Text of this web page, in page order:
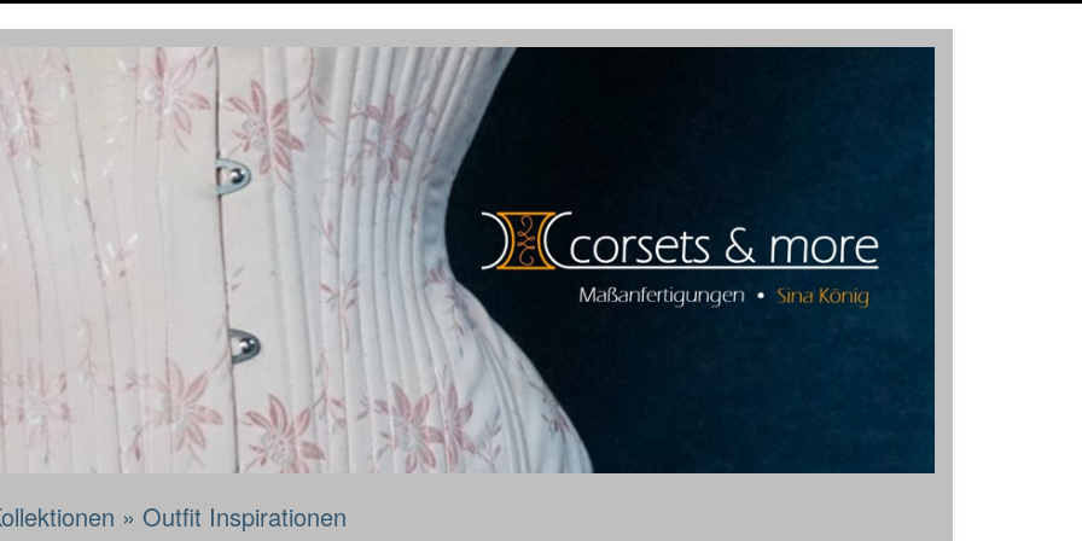
»Outfit Inspirationen